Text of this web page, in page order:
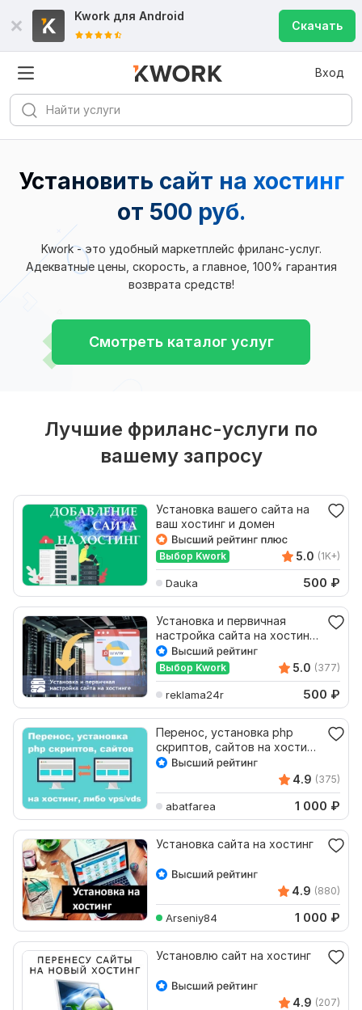
Kwork для Android
Скачать
Вход
Установить сайт на хостинг
от 500 руб.
Kwork - это удобный маркетплейс фриланс-услуг.
Адекватные цены, скорость, а главное, 100% гарантия
возврата средств!
Смотреть каталог услуг
Лучшие фриланс-услуги по
вашему запросу
Установка вашего сайта на
ваш хостинг и домен
Выбор Kwork 5.0 (1K+)
Dauka 500 ₽
Установка и первичная
настройка сайта на хостинге
+ бонусы
Выбор Kwork 5.0 (377)
reklama24r 500 ₽
Перенос, установка php
скриптов, сайтов на хостинг,
либо vps, vds
4.9 (375)
abatfarea 1 000 ₽
Установка сайта на хостинг
4.9 (880)
Arseniy84 1 000 ₽
Установлю сайт на хостинг
4.9 (207)